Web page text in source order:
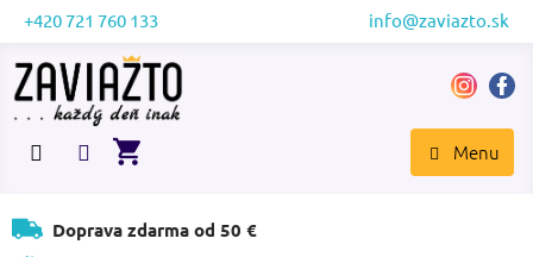
Prejsť
obsah
+420 721 760 133 info@zaviazto.sk
NÁKUPNÝ
Doprava zdarma od 50 €